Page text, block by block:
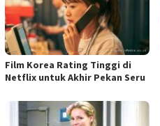
Film Korea Rating Tinggi di
Netflix untuk Akhir Pekan Seru